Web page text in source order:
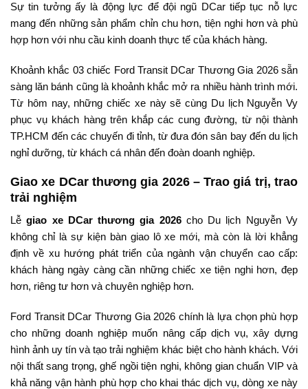
Sự tin tưởng ấy là động lực để đội ngũ DCar tiếp tục nỗ lực
mang đến những sản phẩm chỉn chu hơn, tiện nghi hơn và phù
hợp hơn với nhu cầu kinh doanh thực tế của khách hàng.
Khoảnh khắc 03 chiếc Ford Transit DCar Thương Gia 2026 sẵn
sàng lăn bánh cũng là khoảnh khắc mở ra nhiều hành trình mới.
Từ hôm nay, những chiếc xe này sẽ cùng Du lịch Nguyễn Vy
phục vụ khách hàng trên khắp các cung đường, từ nội thành
TP.HCM đến các chuyến đi tỉnh, từ đưa đón sân bay đến du lịch
nghỉ dưỡng, từ khách cá nhân đến đoàn doanh nghiệp.
Giao xe DCar thương gia 2026 – Trao giá trị, trao
trải nghiệm
Lễgiao xe DCar thương gia 2026cho Du lịch Nguyễn Vy
không chỉ là sự kiện bàn giao lô xe mới, mà còn là lời khẳng
định về xu hướng phát triển của ngành vận chuyển cao cấp:
khách hàng ngày càng cần những chiếc xe tiện nghi hơn, đẹp
hơn, riêng tư hơn và chuyên nghiệp hơn.
Ford Transit DCar Thương Gia 2026 chính là lựa chọn phù hợp
cho những doanh nghiệp muốn nâng cấp dịch vụ, xây dựng
hình ảnh uy tín và tạo trải nghiệm khác biệt cho hành khách. Với
nội thất sang trọng, ghế ngồi tiện nghi, không gian chuẩn VIP và
khả năng vận hành phù hợp cho khai thác dịch vụ, dòng xe này